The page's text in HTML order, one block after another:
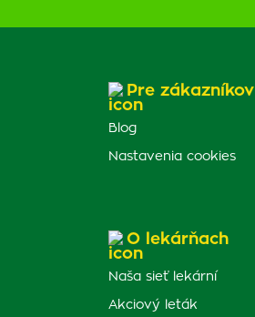
Pre zákazníkov
Blog
Nastavenia cookies
O lekárňach
Naša sieť lekární
Akciový leták